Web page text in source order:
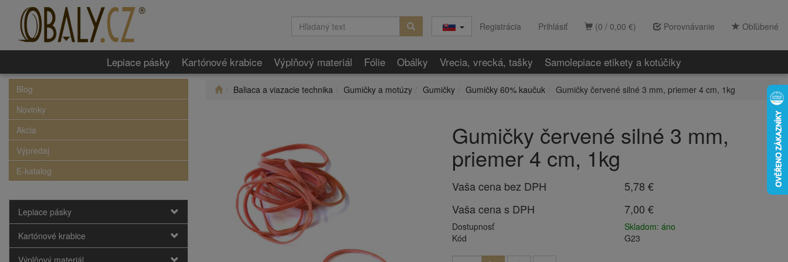
(0 / 0,00 €) Porovnávanie Obľúbené
Registrácia Prihlásiť
Lepiace pásky Kartónové krabice Výplňový materiál Fólie Obálky Vrecia, vrecká, tašky Samolepiace etikety a kotúčiky
Blog
Novinky
Akcia
Výpredaj
E-katalog
Lepiace pásky
Kartónové krabice
Výplňový materiál
Baliaca a viazacie technika Gumičky a motúzy Gumičky Gumičky 60% kaučuk Gumičky červené silné 3 mm, priemer 4 cm, 1kg
Gumičky červené silné 3 mm,
priemer 4 cm, 1kg
Vaša cena bez DPH
5,78 €
Vaša cena s DPH
7,00 €
Dostupnosť
Skladom: áno
Kód
G23